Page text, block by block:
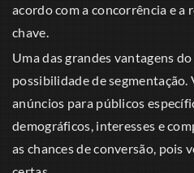
acordo com a concorrência e a
chave.
Uma das grandes vantagens
possibilidade de segmentação.
anúncios para públicos
demográficos, interesses e
as chances de conversão, pois